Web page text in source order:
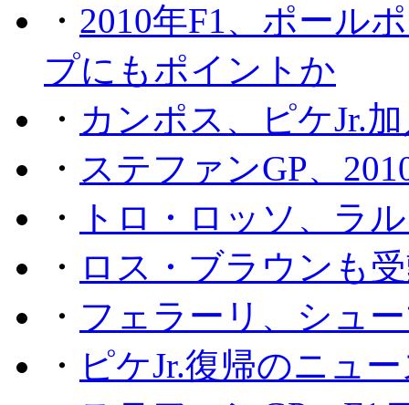
・ 2010年F1、ポール
プにもポイントか
・ カンポス、ピケJr.
・ ステファンGP、
・
トロ・ロッソ、ラ
・ ロス・ブラウンも
・ フェラーリ、シュ
・ ピケJr.復帰のニュ